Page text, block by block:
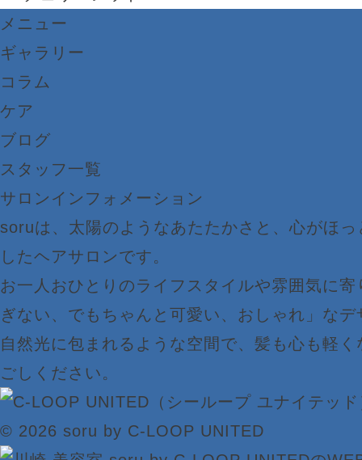
メニュー
ギャラリー
コラム
ケア
ブログ
スタッフ一覧
サロンインフォメーション
soruは、太陽のようなあたたかさと、心がほ
したヘアサロンです。
お一人おひとりのライフスタイルや雰囲気に
ぎない、でもちゃんと可愛い、おしゃれ」な
自然光に包まれるような空間で、髪も心も軽
ごしください。
© 2026 soru by C-LOOP UNITED